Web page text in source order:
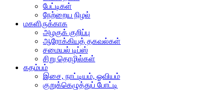
பேட்டிகள்
நேற்றைய நிழல்
மகளிருக்காக
அழகுக் குறிப்பு
ஆரோக்கியத் தகவல்கள்
சமையல் டிப்ஸ்
சிறு தொழில்கள்
கதம்பம்
இசை, நாட்டியம், ஓவியம்
குறுக்கெழுத்துப் போட்டி